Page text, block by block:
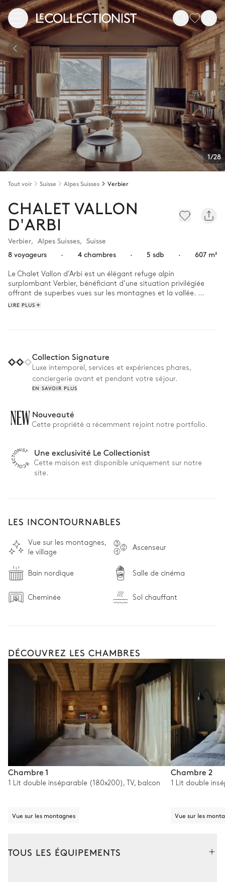
1/28
Tout voir Suisse Alpes Suisses Verbier
CHALET VALLON
D'ARBI
Verbier, Alpes Suisses, Suisse
8 voyageurs
· 4 chambres · 5 sdb · 607 m²
Le Chalet Vallon d’Arbi est un élégant refuge alpin
surplombant Verbier, bénéficiant d’une situation privilégiée
offrant de superbes vues sur les montagnes et la vallée.
Associant des matériaux alpins traditionnels à un design
Les journées commencent face à des panoramas enneigés et
se terminent au coin du feu ou sous les étoiles, dans le bain
nordique en bois. Partagez de longs dîners avec les sommets
en toile de fond, profitez d’une séance de cinéma après le ski
LIRE PLUS
Collection Signature
Luxe intemporel, services et expériences phares,
conciergerie avant et pendant votre séjour.
EN SAVOIR PLUS
NEW Nouveauté
Cette propriété a récemment rejoint notre portfolio.
Une exclusivité Le Collectionist
Cette maison est disponible uniquement sur notre
site.
LES INCONTOURNABLES
Vue sur les montagnes,
le village
Ascenseur
Bain nordique Salle de cinéma
Cheminée Sol chauffant
DÉCOUVREZ LES CHAMBRES
Chambre 1
1 Lit double inséparable (180x200), TV, balcon
Vue sur les montagnes
Chambre 2
1 Lit double
Vue sur les
TOUS LES ÉQUIPEMENTS